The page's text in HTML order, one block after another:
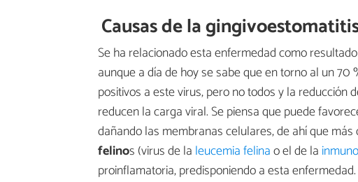
Causas de la
Se ha relacionado esta enfermedad como
aunque a día de hoy se sabe que en torno al un
positivos a este virus, pero no todos y la reducción
reducen la carga viral. Se piensa que puede
dañando las membranas celulares, de ahí que
felinos (virus de la leucemia felinao el de la
proinflamatoria, predisponiendo a esta enfermedad.